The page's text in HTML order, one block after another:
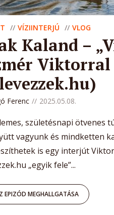
VÍZIINTERJÚ VLOG
Kaland –
Viktorral
Ferenc 2025.05.08.
születésnapi ötvenes
vagyunk és mindketten
is egy interjút
„egyik fele”...
EPIZÓD MEGHALLGATÁSA